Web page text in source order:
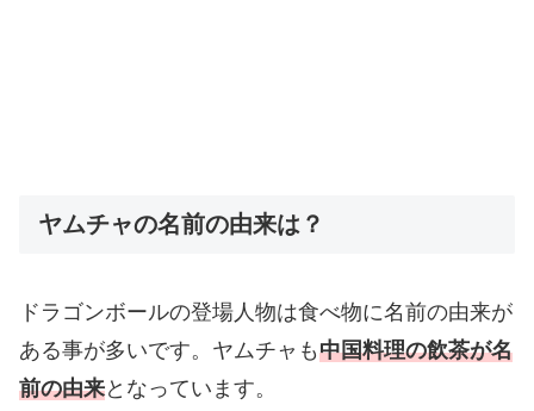
ヤムチャの名前の由来は？
ドラゴンボールの登場人物は食べ物に名前の由来が
ある事が多いです。ヤムチャも中国料理の飲茶が名
前の由来となっています。